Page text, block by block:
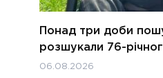
Понад три доби
розшукали 76-
06.08.2026